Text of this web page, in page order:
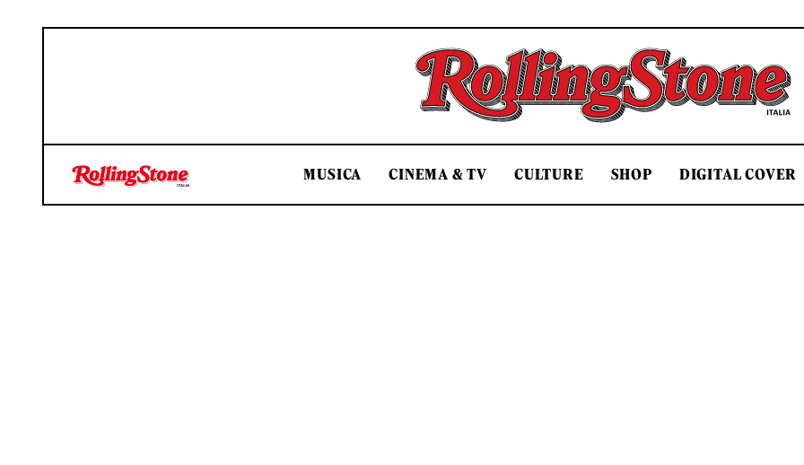
Rolling Stone Italia
MUSICA CINEMA & TV CULTURE SHOP DIGITAL COVER